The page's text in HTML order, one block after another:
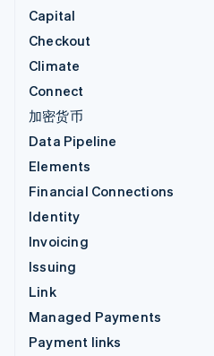
Capital
Checkout
Climate
Connect
加密货币
Data Pipeline
Elements
Financial Connections
Identity
Invoicing
Issuing
Link
Managed Payments
Payment links